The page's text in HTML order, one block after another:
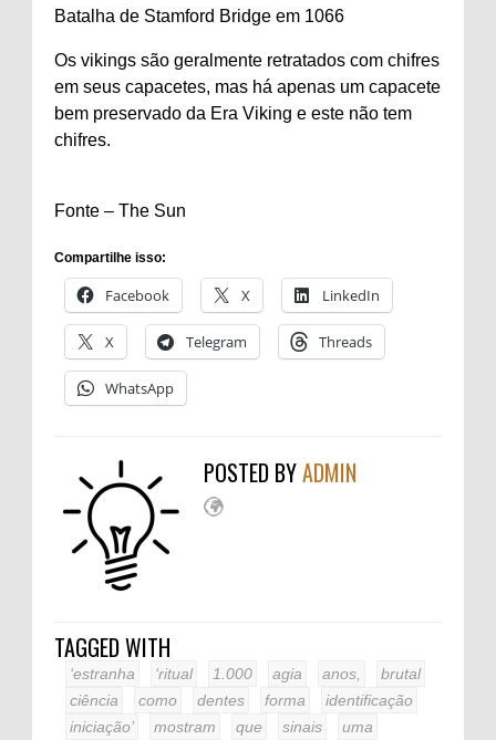
Batalha de Stamford Bridge em 1066
Os vikings são geralmente retratados com chifres
em seus capacetes, mas há apenas um capacete
bem preservado da Era Viking e este não tem
chifres.
Fonte – The Sun
Compartilhe isso:
Facebook X LinkedIn
X Telegram Threads
WhatsApp
POSTED BYADMIN
TAGGED WITH
‘estranha ‘ritual 1.000 agia anos,
brutal
ciência
como dentes forma
identificação
iniciação’
mostram que sinais
uma